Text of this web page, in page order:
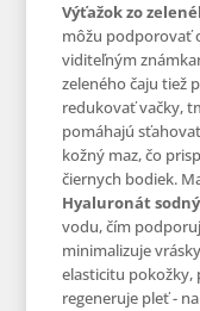
Výťažok zo
môžu podporovať
viditeľným
zeleného čaju tiež
redukovať vačky,
pomáhajú
kožný maz, čo
čiernych bodiek.
Hyaluronát sodný
vodu, čím
minimalizuje
elasticitu pokožky,
regeneruje pleť -